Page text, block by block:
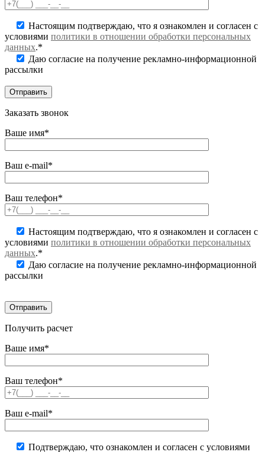
Настоящим подтверждаю, что я ознакомлен и согласен с
условиями политики в отношении обработки персональных
данных.*
Даю согласие на получение рекламно-информационной
рассылки
Заказать звонок
Ваше имя*
Ваш e-mail*
Ваш телефон*
Настоящим подтверждаю, что я ознакомлен и согласен с
условиями политики в отношении обработки персональных
данных.*
Даю согласие на получение рекламно-информационной
рассылки
Получить расчет
Ваше имя*
Ваш телефон*
Ваш e-mail*
Подтверждаю, что ознакомлен и согласен с условиями